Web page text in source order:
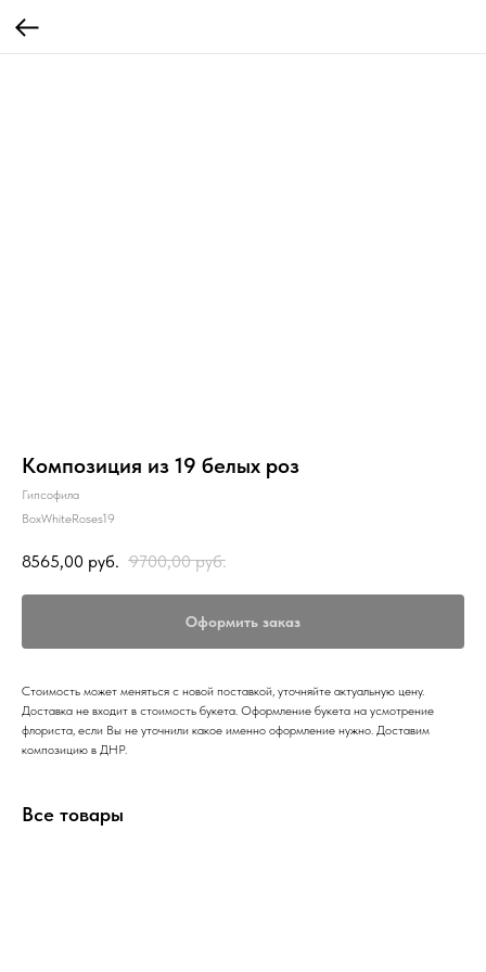
Композиция из 19 белых роз
Гипсофила
BoxWhiteRoses19
8565,00 руб. 9700,00 руб.
Оформить заказ
Стоимость может меняться с новой поставкой, уточняйте актуальную цену.
Доставка не входит в стоимость букета. Оформление букета на усмотрение
флориста, если Вы не уточнили какое именно оформление нужно. Доставим
композицию в ДНР.
Все товары